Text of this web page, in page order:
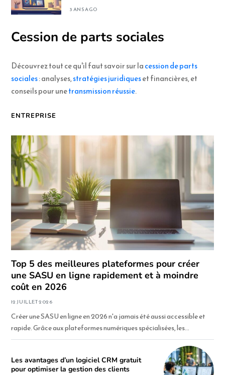
3 ANS AGO
Cession de parts sociales
Découvrez tout ce qu'il faut savoir sur lacession de parts
sociales: analyses,stratégies juridiqueset financières, et
conseils pour unetransmission réussie.
ENTREPRISE
Top 5 des meilleures plateformes pour créer
une SASU en ligne rapidement et à moindre
coût en 2026
12 JUILLET 2026
Créer une SASU en ligne en 2026 n'a jamais été aussi accessible et
rapide. Grâce aux plateformes numériques spécialisées, les…
Les avantages d’un logiciel CRM gratuit
pour optimiser la gestion des clients